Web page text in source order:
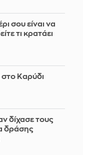
σου είναι να
τι κρατάει
Καρύδι
δίχασε τους
δράσης